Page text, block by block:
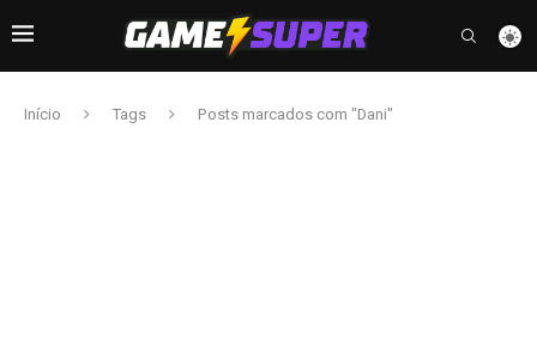
Início Tags Posts marcados com "Dani"